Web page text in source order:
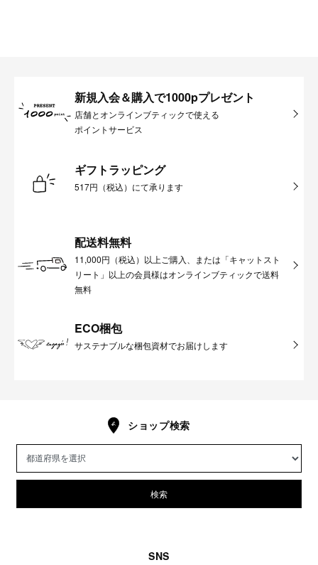
新規入会＆購入で1000pプレゼント
店舗とオンラインブティックで使える
ポイントサービス
ギフトラッピング
517円（税込）にて承ります
配送料無料
11,000円（税込）以上ご購入、または「キャットスト
リート」以上の会員様はオンラインブティックで送料
無料
ECO梱包
サステナブルな梱包資材でお届けします
ショップ検索
検索
SNS